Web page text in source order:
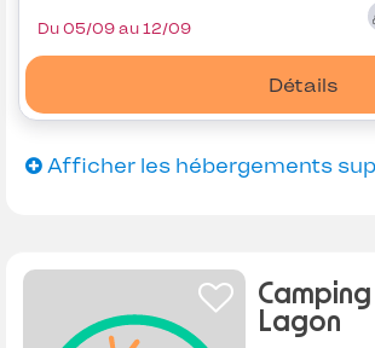
Détails
Du 05/09 au 12/09
Afficher les hébergements
Lagon